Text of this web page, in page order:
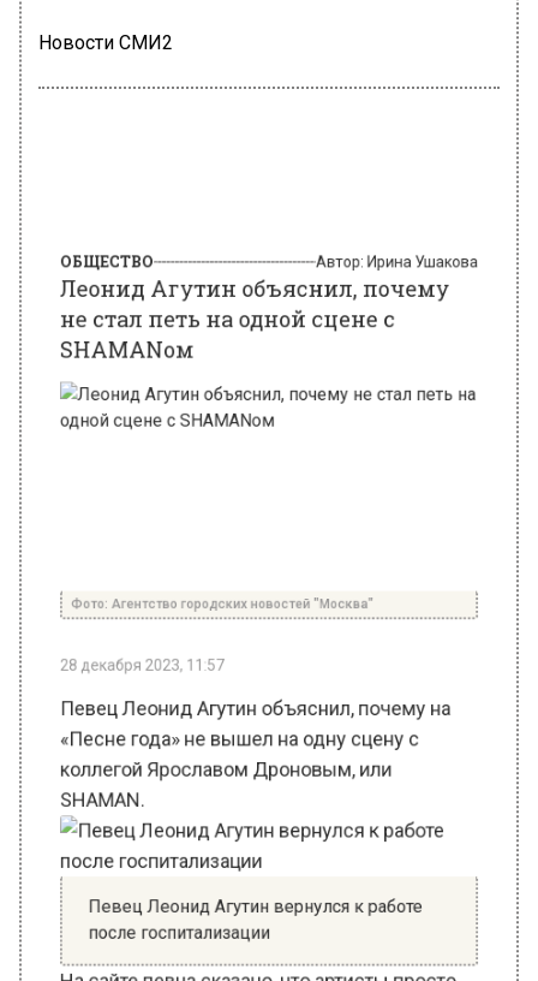
Новости СМИ2
SHAMANом
28 декабря 2023, 11:57
Певец Леонид Агутин объяснил, почему на
«Песне года» не вышел на одну сцену с
коллегой Ярославом Дроновым, или
SHAMAN.
после госпитализации
На сайте певца сказано, что артисты просто